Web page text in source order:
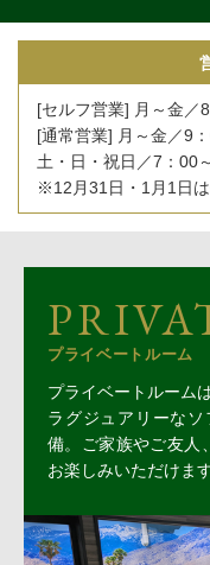
[セルフ営業] 月～金
[通常営業] 月～金／9
土・日・祝日／7：00
※12月31日・1月1日
プライベートルーム
プライベートルーム
ラグジュアリーな
備。ご家族やご友人
お楽しみいただけます